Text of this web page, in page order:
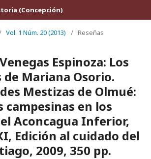
(Concepción)
Vol. 1 Núm. 20 (2013) / Reseñas
Espinoza: Los
de Mariana Osorio.
Mestizas de Olmué:
campesinas en los
Aconcagua Inferior,
Edición al cuidado del
2009, 350 pp.